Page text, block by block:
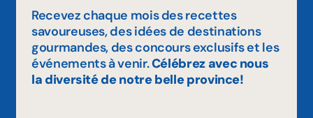
Recevez chaque mois des recettes
savoureuses, des idées de destinations
gourmandes, des concours exclusifs et les
événements à venir.Célébrez avec nous
la diversité de notre belle province!